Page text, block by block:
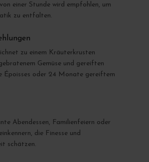
einer Stunde wird empfohlen, um
zu entfalten.
zu einem Kräuterkrusten
Gemüse und gereiften
Époisses oder 24 Monate gereiftem
Abendessen, Familienfeiern oder
die Finesse und
schätzen.